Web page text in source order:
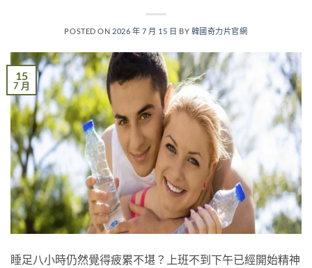
POSTED ON 2026 年 7 月 15 日 BY 韓國奇力片官網
15
7 月
睡足八小時仍然覺得疲累不堪？上班不到下午已經開始精神